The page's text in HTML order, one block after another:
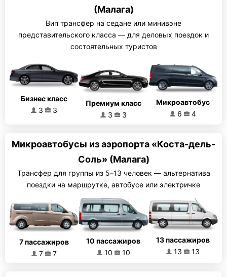
(Малага)
Вип трансфер на седане или минивэне
представительского класса — для деловых поездок и
состоятельных туристов
Бизнес класс
3
3
Премиум класс
3
3
Микроавтобус
6
4
Микроавтобусы из аэропорта «Коста-дель-
Соль» (Малага)
Трансфер для группы из 5–13 человек — альтернатива
поездки на маршрутке, автобусе или электричке
7 пассажиров
7
7
10 пассажиров
10
10
13 пассажиров
13
13